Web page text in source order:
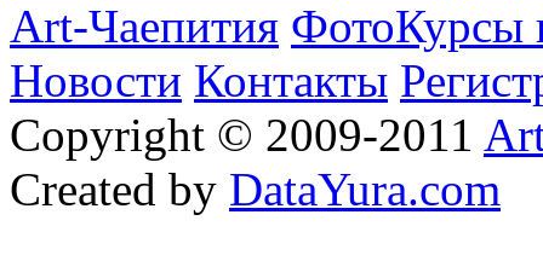
Art-Чаепития ФотоКурсы
Новости Контакты
Copyright © 2009-2011
Created by DataYura.com